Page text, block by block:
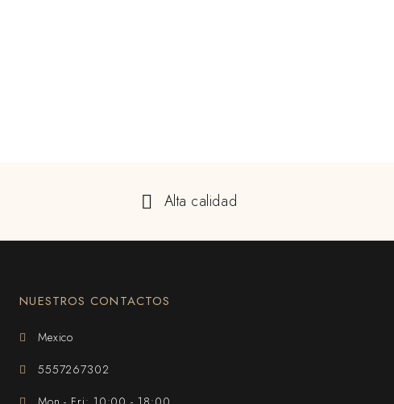
Alta calidad
NUESTROS CONTACTOS
Mexico
5557267302